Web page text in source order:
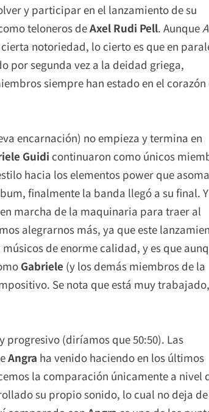
y participar en el lanzamiento de su
teloneros deAxel Rudi Pell. AunqueA
notoriedad, lo cierto es que en
por segunda vez a la deidad griega,
siempre han estado en el corazón
encarnación) no empieza y termina en
Guidi continuaron como únicos
hacia los elementos power que
finalmente la banda llegó a su final.
marcha de la maquinaria para traer al
alegrarnos más, ya que este
de enorme calidad, y es que
Gabriele (y los demás miembros de la
Se nota que está muy
progresivo (diríamos que 50:50). Las
Angra ha venido haciendo en los últimos
la comparación únicamente a nivel
su propio sonido, lo cual no deja